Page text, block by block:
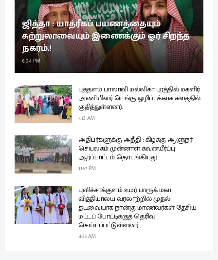
ஜித்தா : யாத்ரீகப் பயணத்தையும்
சுற்றுலாவையும் இணைக்கும் ஓர் சிறந்த
நகரம்.!
6:04 PM
புத்தளம் பாலாவி மல்லிகா புரத்தில் மகளிர்
அணியினர் டெங்கு ஒழிப்புக்காக களத்தில்
குதித்துள்ளனர்.
7:13 AM
அதிபர்களுக்கு அநீதி : கிழக்கு ஆளுநர்
செயலகம் முன்னாள் கவனயீர்ப்பு
ஆர்ப்பாட்டம் தொடங்கியது!
11:57 PM
புளிச்சாக்குளம் உமர் பாரூக் மகா
வித்தியாலய வரலாற்றில் முதல்
தடவையாக நான்கு மாணவர்கள் தேசிய
மட்டப் போட்டிக்குத் தெரிவு
செய்யப்பட்டுள்ளனர்.
4:35 AM